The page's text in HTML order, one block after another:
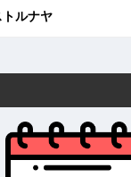
ルナヤ